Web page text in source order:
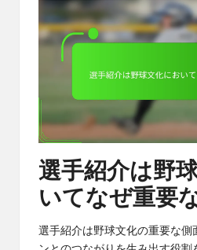
選手紹介は野
いてなぜ重要
選手紹介は野球文化の重要な側